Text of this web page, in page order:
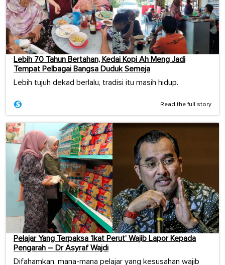
Lebih 70 Tahun Bertahan, Kedai Kopi Ah Meng Jadi
Tempat Pelbagai Bangsa Duduk Semeja
Lebih tujuh dekad berlalu, tradisi itu masih hidup.
Read the full story
Pelajar Yang Terpaksa ‘Ikat Perut’ Wajib Lapor Kepada
Pengarah – Dr Asyraf Wajdi
Difahamkan, mana-mana pelajar yang kesusahan wajib